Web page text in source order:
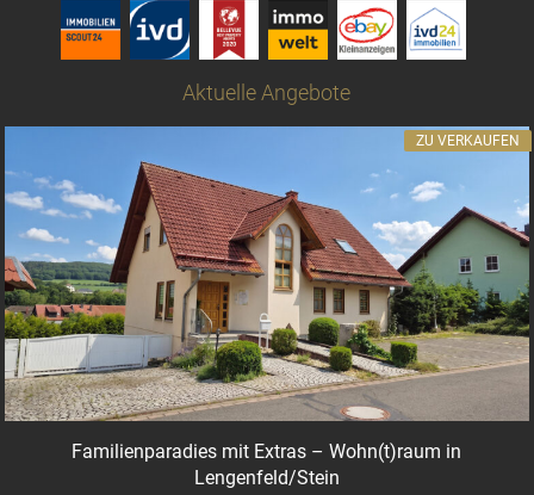
Aktuelle Angebote
Familienparadies mit Extras – Wohn(t)raum in
Lengenfeld/Stein
ZU VERKAUFEN